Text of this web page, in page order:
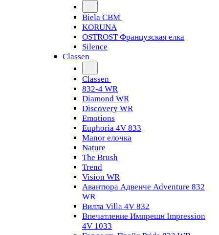
Biela CBM
KORUNA
OSTROST Французская елка
Silence
Classen
Classen
832-4 WR
Diamond WR
Discovery WR
Emotions
Euphoria 4V 833
Manor елочка
Nature
The Brush
Trend
Vision WR
Авантюра Адвенче Adventure 832
WR
Вилла Villa 4V 832
Впечатление Импрешн Impression
4V 1033